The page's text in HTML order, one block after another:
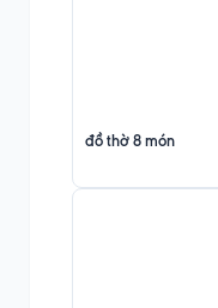
đồ thờ 8 món